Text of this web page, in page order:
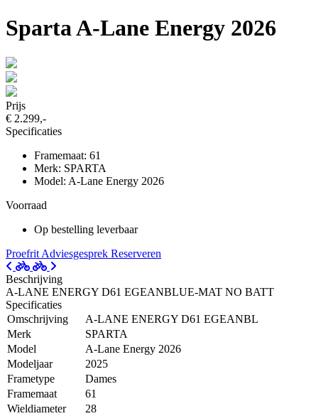
Sparta A-Lane Energy 2026
Prijs
€ 2.299,-
Specificaties
Framemaat: 61
Merk: SPARTA
Model: A-Lane Energy 2026
Voorraad
Op bestelling leverbaar
Proefrit Adviesgesprek Reserveren
Beschrijving
A-LANE ENERGY D61 EGEANBLUE-MAT NO BATT
Specificaties
Omschrijving
A-LANE ENERGY D61 EGEANBL
Merk
SPARTA
Model
A-Lane Energy 2026
Modeljaar
2025
Frametype
Dames
Framemaat
61
Wieldiameter
28